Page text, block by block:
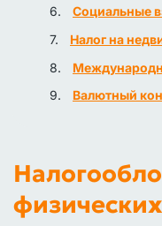
Социальные
Налог на
Валютный